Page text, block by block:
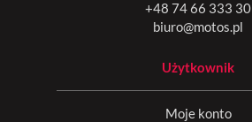
+48 74 66 333 30
biuro@motos.pl
Użytkownik
Moje konto